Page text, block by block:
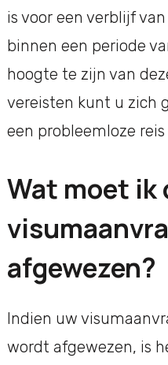
is voor een verblijf
binnen een periode
hoogte te zijn van
vereisten kunt u zich
een probleemloze reis
Wat moet ik
afgewezen?
Indien uw
wordt afgewezen, is